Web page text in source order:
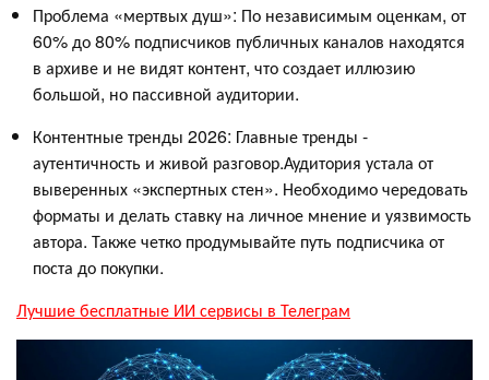
Проблема «мертвых душ»: По независимым оценкам, от
60% до 80% подписчиков публичных каналов находятся
в архиве и не видят контент, что создает иллюзию
большой, но пассивной аудитории.
Контентные тренды 2026: Главные тренды -
аутентичность и живой разговор.Аудитория устала от
выверенных «экспертных стен». Необходимо чередовать
форматы и делать ставку на личное мнение и уязвимость
автора. Также четко продумывайте путь подписчика от
поста до покупки.
Лучшие бесплатные ИИ сервисы в Телеграм